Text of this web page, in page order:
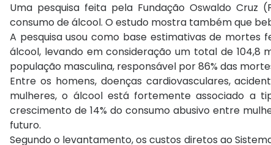
Uma pesquisa feita pela Fundação Oswaldo Cruz
consumo de álcool. O estudo mostra também que
A pesquisa usou como base estimativas de mortes
álcool, levando em consideração um total de
população masculina, responsável por 86% das
Entre os homens, doenças cardiovasculares,
mulheres, o álcool está fortemente associado a
crescimento de 14% do consumo abusivo entre
futuro.
Segundo o levantamento, os custos diretos ao